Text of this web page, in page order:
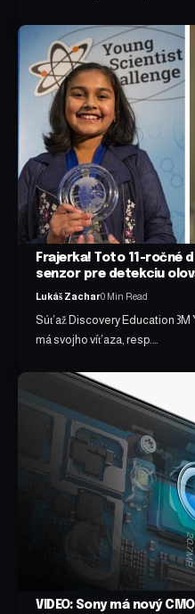
Frajerka! Toto 11-ročné
senzor pre detekciu
Lukáš Zachar0 Min Read
Súťaž Discovery Education
má svojho víťaza, resp.…
VIDEO: Sony má nový